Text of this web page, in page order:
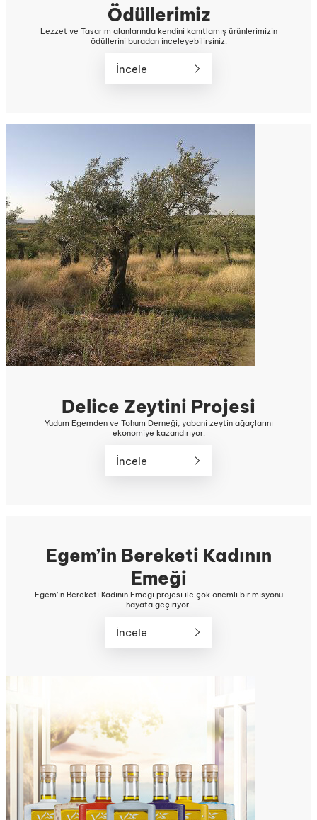
Ödüllerimiz
Lezzet ve Tasarım alanlarında kendini kanıtlamış ürünlerimizin
ödüllerini buradan inceleyebilirsiniz.
İncele
Delice Zeytini Projesi
Yudum Egemden ve Tohum Derneği, yabani zeytin ağaçlarını
ekonomiye kazandırıyor.
İncele
Egem’in Bereketi Kadının
Emeği
Egem’in Bereketi Kadının Emeği projesi ile çok önemli bir misyonu
hayata geçiriyor.
İncele